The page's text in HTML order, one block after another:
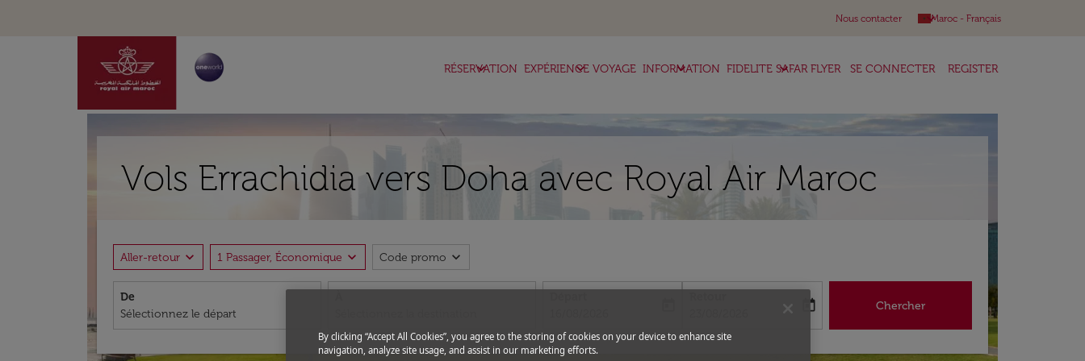
Nous contacter Maroc - Français
keyboard_arrow_down
RÉSERVATION
keyboard_arrow_down EXPÉRIENCE VOYAGE
keyboard_arrow_down INFORMATION
keyboard_arrow_down FIDELITE SAFAR FLYER
keyboard_arrow_down SE CONNECTER REGISTER
Vols Errachidia vers Doha avec Royal Air Maroc
Aller-retour expand_more 1 Passager, Économique expand_more Code promo expand_more
De
fc-booking-return-date-aria-label
today Chercher
By clicking “Accept All Cookies”, you agree to the storing of cookies on your device to enhance site
navigation, analyze site usage, and assist in our marketing efforts.